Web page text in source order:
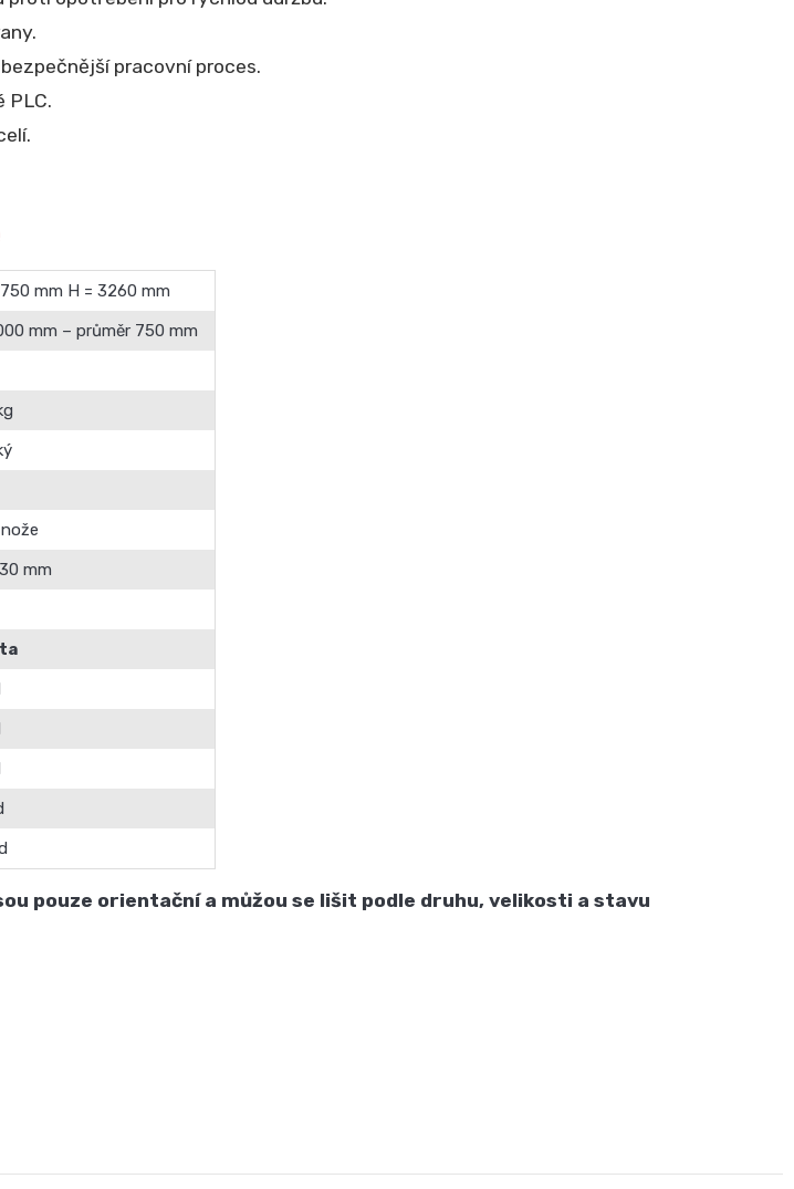
pracovní proces.
PLC.
mm H = 3260 mm
mm – průměr 750 mm
mm
pouze orientační a můžou se lišit podle druhu, velikosti a stavu